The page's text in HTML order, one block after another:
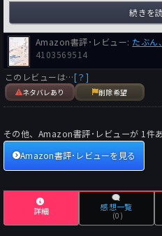
あぶなげな均衡の二人の暮らし
グイグイ引き込まれ、その後の
キャー！
『私たちは平穏』は
価値観が共通する相手との穏やか
つつましい日々にあらわれる不穏
もっともブルっときたのがこの短
『月を経る』は更年期女性の恋。
物語なのを忘れて、主人公の背中
ドドンと押したくなりましたよ。
続きを
Amazon書評･レビュー: たぶん
4103569514
このレビューは…[？]
ネタバレあり 削除希望
その他、Amazon書評･レビューが1件
Amazon書評･レビューを見る
詳細 感想一覧
(0)